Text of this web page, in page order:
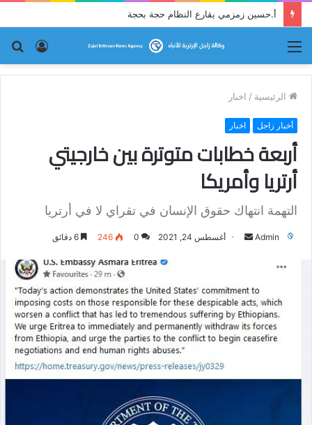
قراءة نقدية في قصيدة إرترية : (ما كان لم يكن!)
تسجيل
الدخول
الرئيسية / اخبار
أخبار زاجل اخبار
أربعة خطابات متوترة بين خارجيتي
أرتريا وأمريكا
التهمة انتهاك حقوق الإنسان في تقراي لا في أرتريا
Admin
ل
ب
ر
ي
أغسطس 24, 2021 0
246